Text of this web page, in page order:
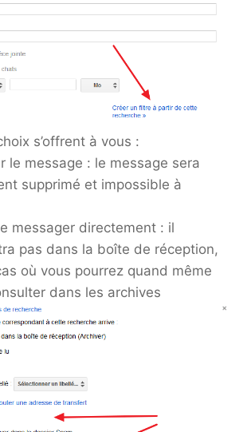
s’offrent à vous :
le message : le message sera
supprimé et impossible à
messager directement : il
pas dans la boîte de réception,
où vous pourrez quand même
dans les archives